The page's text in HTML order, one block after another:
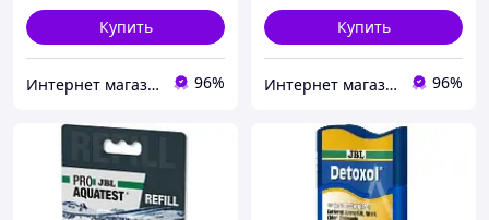
Купить
Интернет магазин "HELMON" 96%
Купить
Интернет магазин "HELMON" 96%